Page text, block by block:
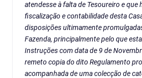
atendesse à falta de Tesoureiro e que
fiscalização e contabilidade desta
disposições ultimamente
Fazenda, principalmente pelo que
Instruções com data de 9 de
remeto copia do dito Regulamento
acompanhada de uma colecção de